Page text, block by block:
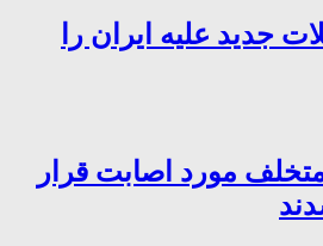
جدید علیه ایران را
مورد اصابت قرار